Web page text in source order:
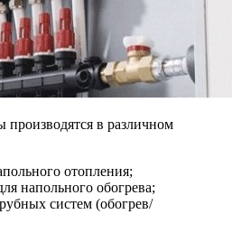
производятся в различном
отопления;
напольного обогрева;
систем (обогрев/